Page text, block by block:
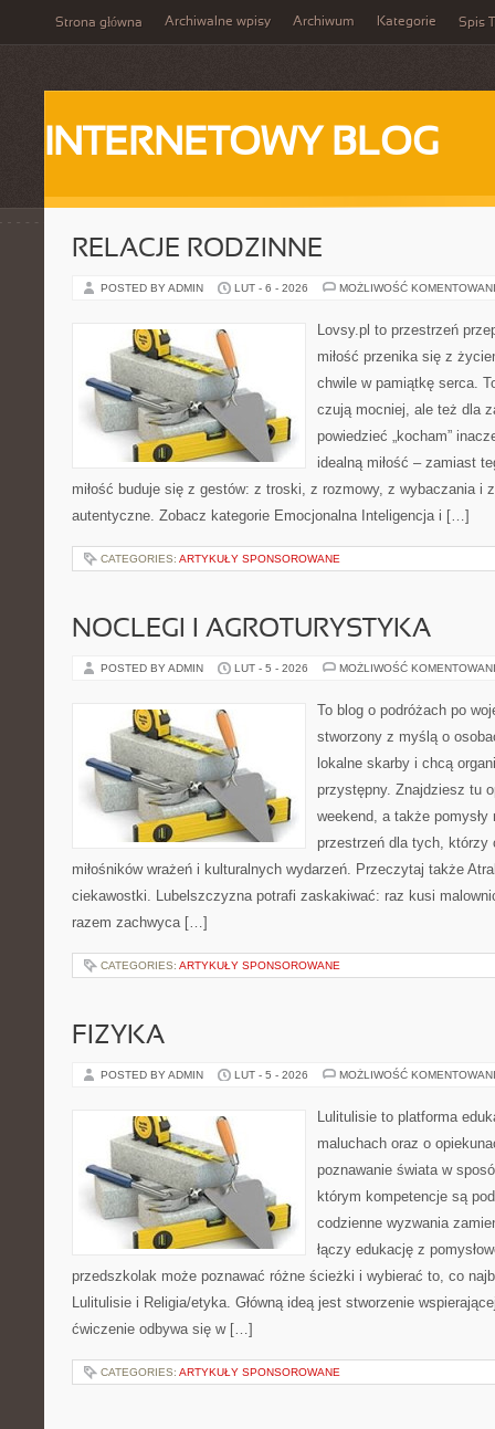
Strona główna Archiwalne wpisy Archiwum Kategorie Spis
INTERNETOWY BLOG
RELACJE RODZINNE
POSTED BY ADMIN LUT - 6 - 2026 MOŻLIWOŚĆ
Lovsy.pl to przestrzeń
miłość przenika się z
chwile w pamiątkę serca.
czują mocniej, ale też dla
powiedzieć „kocham”
idealną miłość – zamiast
miłość buduje się z gestów: z troski, z rozmowy, z wybaczania i
autentyczne. Zobacz kategorie Emocjonalna Inteligencja i […]
CATEGORIES: ARTYKUŁY SPONSOROWANE
NOCLEGI I AGROTURYSTYKA
POSTED BY ADMIN LUT - 5 - 2026 MOŻLIWOŚĆ
To blog o podróżach po
stworzony z myślą o
lokalne skarby i chcą
przystępny. Znajdziesz tu
weekend, a także pomysły
przestrzeń dla tych, którzy
miłośników wrażeń i kulturalnych wydarzeń. Przeczytaj także
ciekawostki. Lubelszczyzna potrafi zaskakiwać: raz kusi
razem zachwyca […]
CATEGORIES: ARTYKUŁY SPONSOROWANE
FIZYKA
POSTED BY ADMIN LUT - 5 - 2026 MOŻLIWOŚĆ
Lulitulisie to platforma
maluchach oraz o
poznawanie świata w
którym kompetencje są
codzienne wyzwania
łączy edukację z
przedszkolak może poznawać różne ścieżki i wybierać to, co
Lulitulisie i Religia/etyka. Główną ideą jest stworzenie
ćwiczenie odbywa się w […]
CATEGORIES: ARTYKUŁY SPONSOROWANE